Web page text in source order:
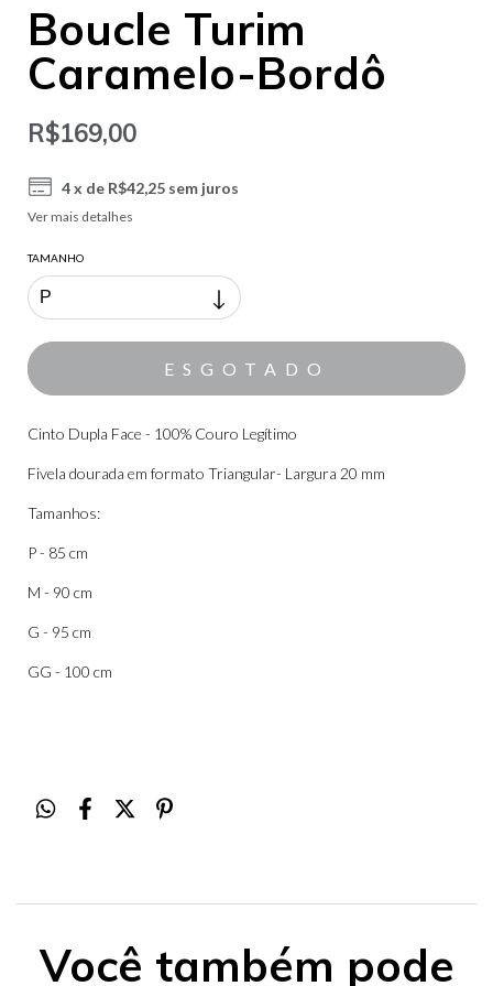
Boucle Turim
Caramelo-Bordô
R$169,00
4x de R$42,25 sem juros
Ver mais detalhes
TAMANHO
Cinto Dupla Face - 100% Couro Legítimo
Fivela dourada em formato Triangular- Largura 20 mm
Tamanhos:
P - 85 cm
M - 90 cm
G - 95 cm
GG - 100 cm
Você também pode